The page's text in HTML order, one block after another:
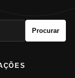
Procurar